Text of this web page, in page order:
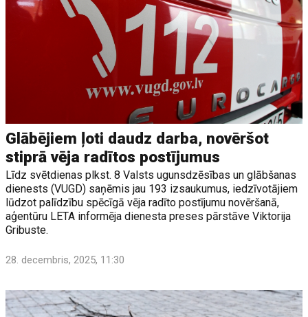
Glābējiem ļoti daudz darba, novēršot
stiprā vēja radītos postījumus
Līdz svētdienas plkst. 8 Valsts ugunsdzēsības un glābšanas
dienests (VUGD) saņēmis jau 193 izsaukumus, iedzīvotājiem
lūdzot palīdzību spēcīgā vēja radīto postījumu novēršanā,
aģentūru LETA informēja dienesta preses pārstāve Viktorija
Gribuste.
28. decembris, 2025, 11:30